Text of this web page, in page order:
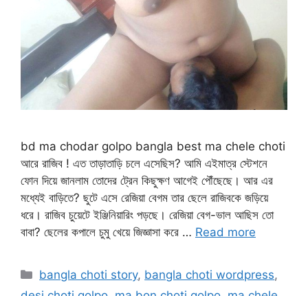
bd ma chodar golpo bangla best ma chele choti
আরে রাজিব ! এত তাড়াতাড়ি চলে এসেছিস? আমি এইমাত্র স্টেশনে
ফোন দিয়ে জানলাম তোদের ট্রেন কিছুক্ষণ আগেই পৌঁছেছে। আর এর
মধ্যেই বাড়িতে? ছুটে এসে রেজিয়া বেগম তার ছেলে রাজিবকে জড়িয়ে
ধরে। রাজিব চুয়েটে ইঞ্জিনিয়ারিং পড়ছে। রেজিয়া বেগ-ভাল আছিস তো
বাবা? ছেলের কপালে চুমু খেয়ে জিজ্ঞাসা করে … Read more
Categories
bangla choti story, bangla choti wordpress,